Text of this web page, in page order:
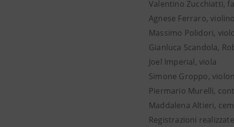
Valentino Zucchiatti,
Agnese Ferraro,
Massimo Polidori,
Gianluca Scandola,
Joel Imperial, viola
Simone Groppo,
Piermario Murelli,
Maddalena Altieri,
Registrazioni